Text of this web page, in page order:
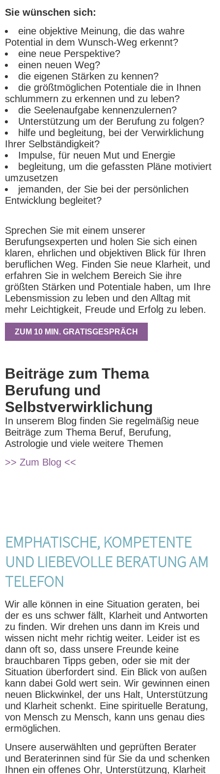
Sie wünschen sich:
eine objektive Meinung, die das wahre
Potential in dem Wunsch-Weg erkennt?
eine neue Perspektive?
einen neuen Weg?
die eigenen Stärken zu kennen?
die größtmöglichen Potentiale die in Ihnen
schlummern zu erkennen und zu leben?
die Seelenaufgabe kennenzulernen?
Unterstützung um der Berufung zu folgen?
hilfe und begleitung, bei der Verwirklichung
Ihrer Selbständigkeit?
Impulse, für neuen Mut und Energie
begleitung, um die gefassten Pläne motiviert
umzusetzen
jemanden, der Sie bei der persönlichen
Entwicklung begleitet?
Sprechen Sie mit einem unserer
Berufungsexperten und holen Sie sich einen
klaren, ehrlichen und objektiven Blick für Ihren
beruflichen Weg. Finden Sie neue Klarheit, und
erfahren Sie in welchem Bereich Sie ihre
größten Stärken und Potentiale haben, um Ihre
Lebensmission zu leben und den Alltag mit
mehr Leichtigkeit, Freude und Erfolg zu leben.
ZUM 10 MIN. GRATISGESPRÄCH
Beiträge zum Thema
Berufung und
Selbstverwirklichung
In unserem Blog finden Sie regelmäßig neue
Beiträge zum Thema Beruf, Berufung,
Astrologie und viele weitere Themen
>> Zum Blog <<
EMPHATISCHE, KOMPETENTE
UND LIEBEVOLLE BERATUNG AM
TELEFON
Wir alle können in eine Situation geraten, bei
der es uns schwer fällt, Klarheit und Antworten
zu finden. Wir drehen uns dann im Kreis und
wissen nicht mehr richtig weiter. Leider ist es
dann oft so, dass unsere Freunde keine
brauchbaren Tipps geben, oder sie mit der
Situation überfordert sind. Ein Blick von außen
kann dabei Gold wert sein. Wir gewinnen einen
neuen Blickwinkel, der uns Halt, Unterstützung
und Klarheit schenkt. Eine spirituelle Beratung,
von Mensch zu Mensch, kann uns genau dies
ermöglichen.
Unsere auserwählten und geprüften Berater
und Beraterinnen sind für Sie da und schenken
Ihnen ein offenes Ohr, Unterstützung, Klarheit